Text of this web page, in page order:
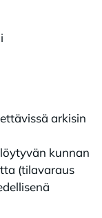
arkisin
kunnan
(tilavaraus